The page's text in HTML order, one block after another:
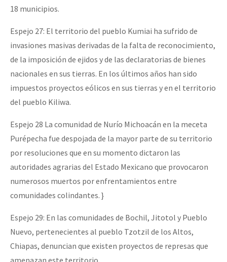
18 municipios.
Espejo 27: El territorio del pueblo Kumiai ha sufrido de
invasiones masivas derivadas de la falta de reconocimiento,
de la imposición de ejidos y de las declaratorias de bienes
nacionales en sus tierras. En los últimos años han sido
impuestos proyectos eólicos en sus tierras y en el territorio
del pueblo Kiliwa.
Espejo 28 La comunidad de Nurío Michoacán en la meceta
Purépecha fue despojada de la mayor parte de su territorio
por resoluciones que en su momento dictaron las
autoridades agrarias del Estado Mexicano que provocaron
numerosos muertos por enfrentamientos entre
comunidades colindantes. }
Espejo 29: En las comunidades de Bochil, Jitotol y Pueblo
Nuevo, pertenecientes al pueblo Tzotzil de los Altos,
Chiapas, denuncian que existen proyectos de represas que
amenazan este territorio.